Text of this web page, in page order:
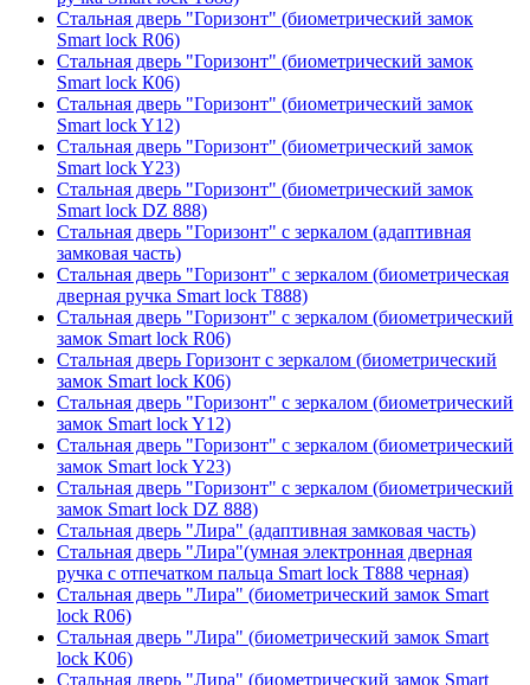
Стальная дверь "Горизонт" (биометрический замок
Smart lock R06)
Стальная дверь "Горизонт" (биометрический замок
Smart lock К06)
Стальная дверь "Горизонт" (биометрический замок
Smart lock Y12)
Стальная дверь "Горизонт" (биометрический замок
Smart lock Y23)
Стальная дверь "Горизонт" (биометрический замок
Smart lock DZ 888)
Стальная дверь "Горизонт" с зеркалом (адаптивная
замковая часть)
Стальная дверь "Горизонт" с зеркалом (биометрическая
дверная ручка Smart lock T888)
Стальная дверь "Горизонт" с зеркалом (биометрический
замок Smart lock R06)
Стальная дверь Горизонт с зеркалом (биометрический
замок Smart lock К06)
Стальная дверь "Горизонт" с зеркалом (биометрический
замок Smart lock Y12)
Стальная дверь "Горизонт" с зеркалом (биометрический
замок Smart lock Y23)
Стальная дверь "Горизонт" с зеркалом (биометрический
замок Smart lock DZ 888)
Стальная дверь "Лира" (адаптивная замковая часть)
Стальная дверь "Лира"(умная электронная дверная
ручка с отпечатком пальца Smart lock T888 черная)
Стальная дверь "Лира" (биометрический замок Smart
lock R06)
Стальная дверь "Лира" (биометрический замок Smart
lock K06)
Стальная дверь "Лира" (биометрический замок Smart